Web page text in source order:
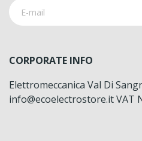
CORPORATE INFO
Elettromeccanica Val Di
info@ecoelectrostore.it VAT